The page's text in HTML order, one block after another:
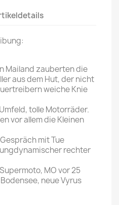
Mailand zauberten die
aus dem Hut, der nicht
weiche Knie
tolle Motorräder.
vor allem die Kleinen
mit Tue
rechter
MO vor 25
neue Vyrus